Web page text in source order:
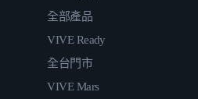
全部產品
VIVE Ready
全台門市
VIVE Mars